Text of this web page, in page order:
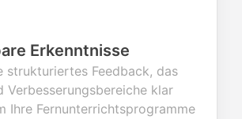
Erkenntnisse
strukturiertes Feedback, das
Verbesserungsbereiche klar
Ihre Fernunterrichtsprogramme